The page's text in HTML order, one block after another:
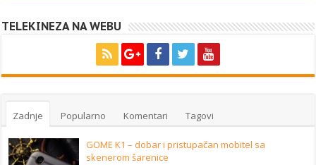
TELEKINEZA NA WEBU
Zadnje Popularno Komentari Tagovi
GOME K1 – dobar i pristupačan mobitel sa
skenerom šarenice